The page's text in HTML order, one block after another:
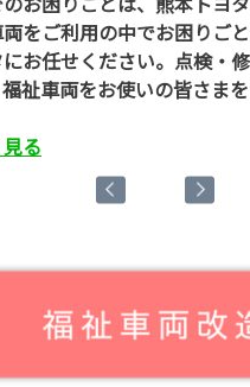
両をご利用の中でお困りご
お任せください。点検・
祉車両をお使いの皆さま
る